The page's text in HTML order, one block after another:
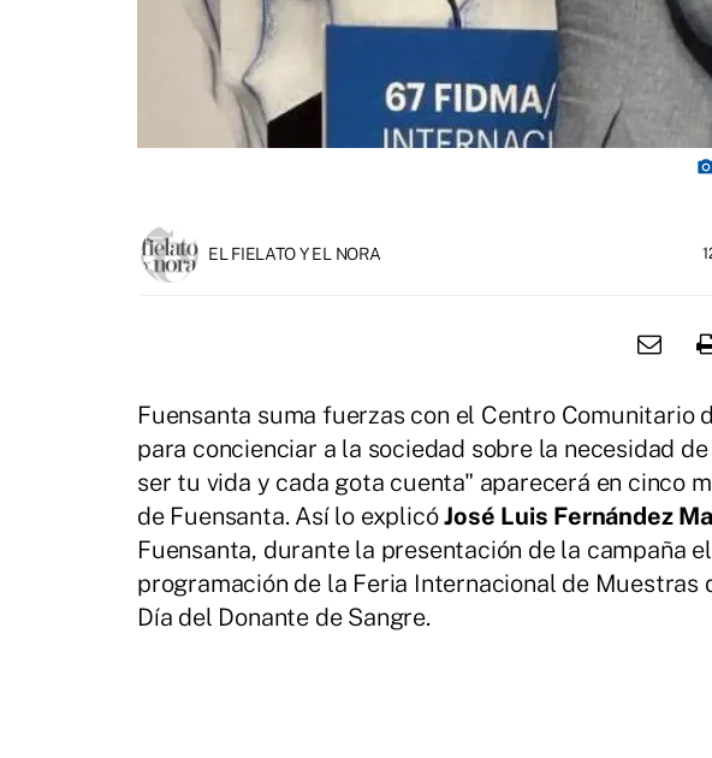
EL FIELATO Y EL NORA
Fuensanta suma fuerzas con el Centro Comunitario
para concienciar a la sociedad sobre la necesidad
ser tu vida y cada gota cuenta" aparecerá en cinco
de Fuensanta. Así lo explicóJosé Luis Fernández
Fuensanta, durante la presentación de la campaña
programación de la Feria Internacional de Muestras
Día del Donante de Sangre.